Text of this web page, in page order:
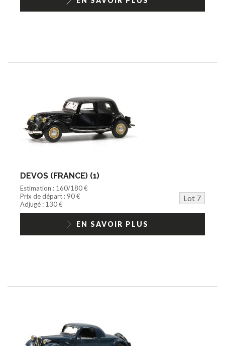
DEVOS (FRANCE) (1)
Estimation : 160/180 €
Prix de départ : 90 €
Lot 7
Adjugé : 130 €
EN SAVOIR PLUS